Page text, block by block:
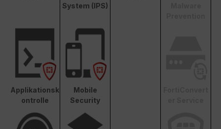
System (IPS)
Applikationsk
ontrolle
Mobile
Security